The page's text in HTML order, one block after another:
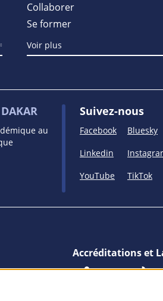
Collaborer
Se former
Voir plus
au
Suivez-nous
Facebook
Bluesky
Linkedin
YouTube
TikTok
Accréditations et